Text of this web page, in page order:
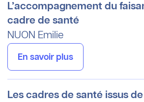
L’accompagnement du
cadre de santé
NUON Emilie
En savoir plus
Les cadres de santé issus